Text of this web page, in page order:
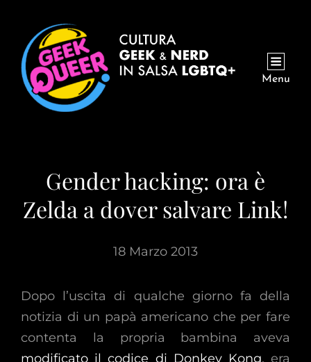
Menu
Gender hacking: ora è
Zelda a dover salvare Link!
18 Marzo 2013
Dopo l’uscita di qualche giorno fa della
notizia di un papà americano che per fare
contenta la propria bambina aveva
modificato il codice di Donkey Kong, era